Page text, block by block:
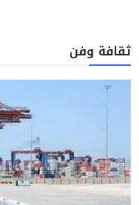
ثقافة وفن